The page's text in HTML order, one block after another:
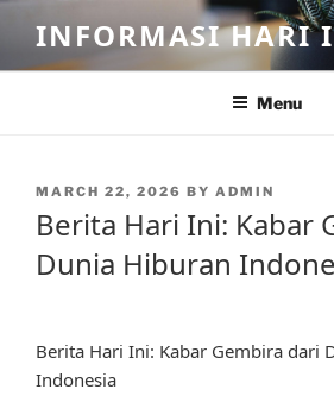
content
INFORMASI HARI
Menu
POSTED
MARCH 22, 2026 BY ADMIN
Berita Hari Ini: Kabar
Dunia Hiburan
Berita Hari Ini: Kabar Gembira dari
Indonesia